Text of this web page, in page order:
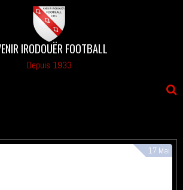
IRODOUËR FOOTBALL
Depuis 1933
17 Mai